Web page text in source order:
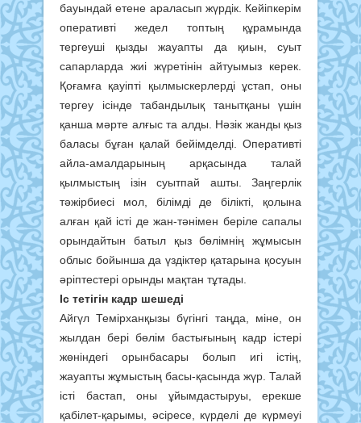
бауындай етене араласып жүрдік. Кейіпкерім
оперативті жедел топтың құрамында
тергеуші қызды жауапты да қиын, суыт
сапарларда жиі жүретінін айтуымыз керек.
Қоғамға қауіпті қылмыскерлерді ұстап, оны
тергеу ісінде табандылық танытқаны үшін
қанша мәрте алғыс та алды. Нәзік жанды қыз
баласы бұған қалай бейімделді. Оперативті
айла-амалдарының арқасында талай
қылмыстың ізін суытпай ашты. Заңгерлік
тәжірбиесі мол, білімді де білікті, қолына
алған қай істі де жан-тәнімен беріле сапалы
орындайтын батыл қыз бөлімнің жұмысын
облыс бойынша да үздіктер қатарына қосуын
әріптестері орынды мақтан тұтады.
Іс тетігін кадр шешеді
Айгүл Темірханқызы бүгінгі таңда, міне, он
жылдан бері бөлім бастығының кадр істері
жөніндегі орынбасары болып игі істің,
жауапты жұмыстың басы-қасында жүр. Талай
істі бастап, оны ұйымдастыруы, ерекше
қабілет-қарымы, әсіресе, күрделі де күрмеуі